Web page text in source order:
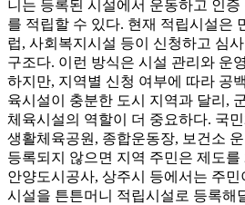
니는 등록된 시설에서 운동하고 인
를 적립할 수 있다. 현재 적립시설은
럽, 사회복지시설 등이 신청하고 심
구조다. 이런 방식은 시설 관리와 운
하지만, 지역별 신청 여부에 따라 공
육시설이 충분한 도시 지역과 달리,
체육시설의 역할이 더 중요하다. 국
생활체육공원, 종합운동장, 보건소
등록되지 않으면 지역 주민은 제도
안양도시공사, 상주시 등에서는 주
시설을 튼튼머니 적립시설로 등록해